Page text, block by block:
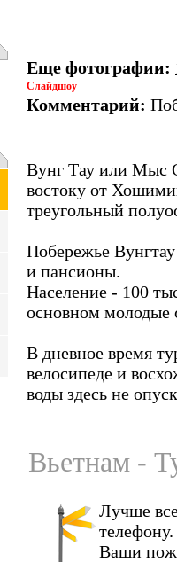
Еще фотографии:
Слайдшоу
Комментарий:
Вунг Тау или Мыс
востоку от
треугольный
Побережье
и пансионы.
Население - 100
основном молодые
В дневное время
велосипеде и
воды здесь не
Вьетнам -
Лучше
Ваши